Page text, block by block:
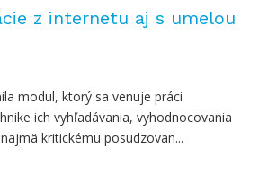
z internetu aj s umelou
modul, ktorý sa venuje práci
ich vyhľadávania, vyhodnocovania
kritickému posudzovan...